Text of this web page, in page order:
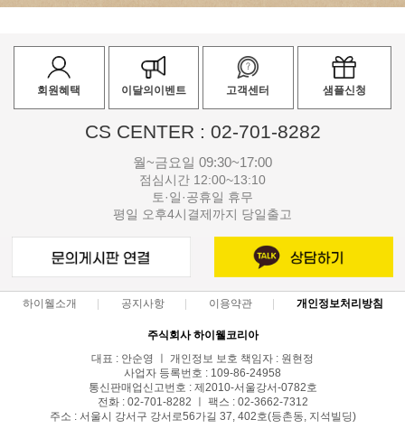
회원혜택 이달의이벤트 고객센터 샘플신청
CS CENTER : 02-701-8282
월~금요일 09:30~17:00
점심시간 12:00~13:10
토·일·공휴일 휴무
평일 오후4시결제까지 당일출고
하이웰소개 공지사항 이용약관 개인정보처리방침
주식회사 하이웰코리아
대표 : 안순영 ㅣ 개인정보 보호 책임자 : 원현정
사업자 등록번호 : 109-86-24958
통신판매업신고번호 : 제2010-서울강서-0782호
전화 : 02-701-8282 ㅣ 팩스 : 02-3662-7312
주소 : 서울시 강서구 강서로56가길 37, 402호(등촌동, 지석빌딩)